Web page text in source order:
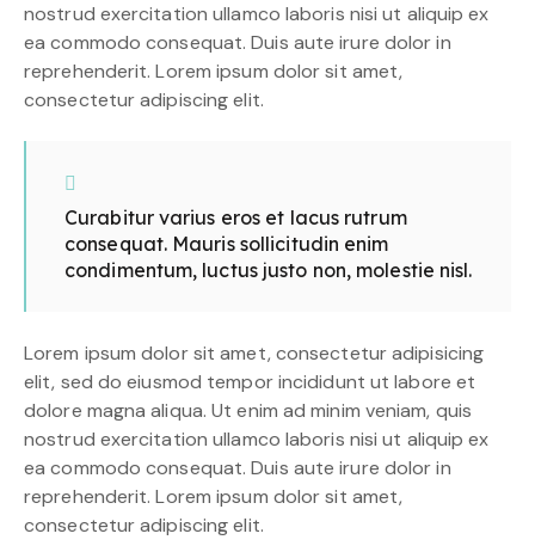
nostrud exercitation ullamco laboris nisi ut aliquip ex
ea commodo consequat. Duis aute irure dolor in
reprehenderit. Lorem ipsum dolor sit amet,
consectetur adipiscing elit.
Curabitur varius eros et lacus rutrum
consequat. Mauris sollicitudin enim
condimentum, luctus justo non, molestie nisl.
Lorem ipsum dolor sit amet, consectetur adipisicing
elit, sed do eiusmod tempor incididunt ut labore et
dolore magna aliqua. Ut enim ad minim veniam, quis
nostrud exercitation ullamco laboris nisi ut aliquip ex
ea commodo consequat. Duis aute irure dolor in
reprehenderit. Lorem ipsum dolor sit amet,
consectetur adipiscing elit.